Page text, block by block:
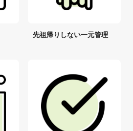
先祖帰りしない一元管理